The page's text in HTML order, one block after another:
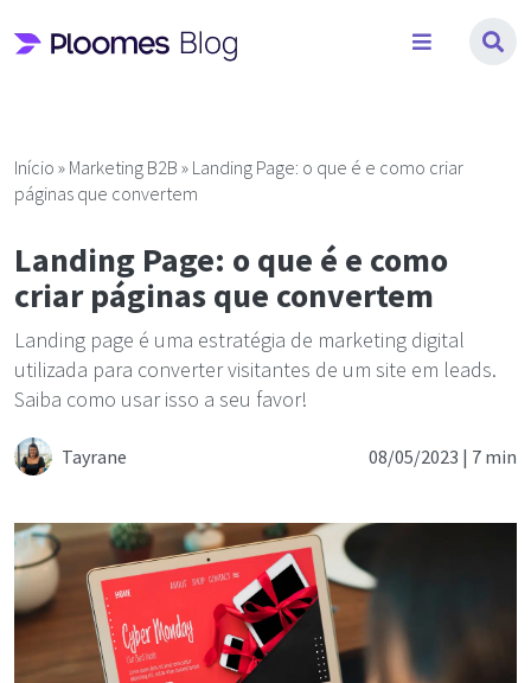
para
Início » Marketing B2B » Landing Page: o que é e como criar
páginas que convertem
Landing Page: o que é e como
criar páginas que convertem
Landing page é uma estratégia de marketing digital
utilizada para converter visitantes de um site em leads.
Saiba como usar isso a seu favor!
Tayrane 08/05/2023 | 7 min